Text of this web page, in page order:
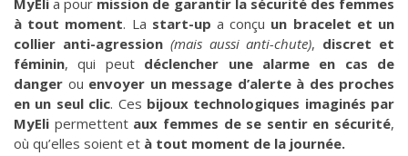
à tout moment. La start-up a conçu un bracelet et un
collier anti-agression (mais aussi anti-chute), discret et
féminin, qui peut déclencher une alarme en cas de
danger ou envoyer un message d’alerte à des proches
en un seul clic. Ces bijoux technologiques imaginés par
MyEli permettent aux femmes de se sentir en sécurité,
où qu’elles soient et à tout moment de la journée.